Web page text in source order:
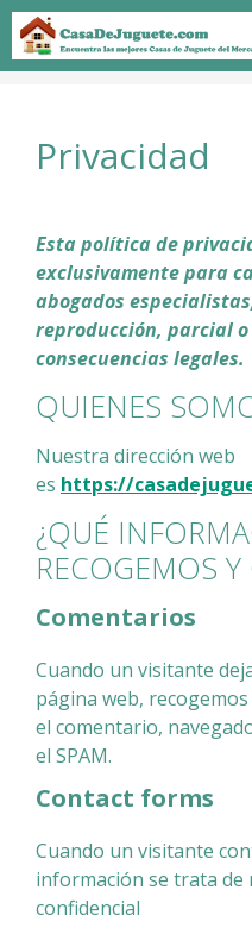
Saltar
contenido
Privacidad
Esta política de
exclusivamente para
abogados
reproducción, parcial
consecuencias legales.
QUIENES
Nuestra dirección web
es https://
¿QUÉ
RECOGEMOS
Comentarios
Cuando un visitante
página web,
el comentario,
el SPAM.
Contact forms
Cuando un visitante
información se trata
confidencial